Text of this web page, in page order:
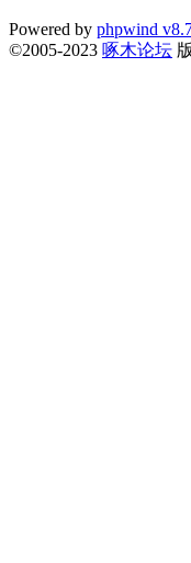
Powered by phpwind
©2005-2023 啄木论坛